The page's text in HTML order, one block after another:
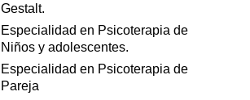
Gestalt.
Especialidad en Psicoterapia de
Niños y adolescentes.
Especialidad en Psicoterapia de
Pareja